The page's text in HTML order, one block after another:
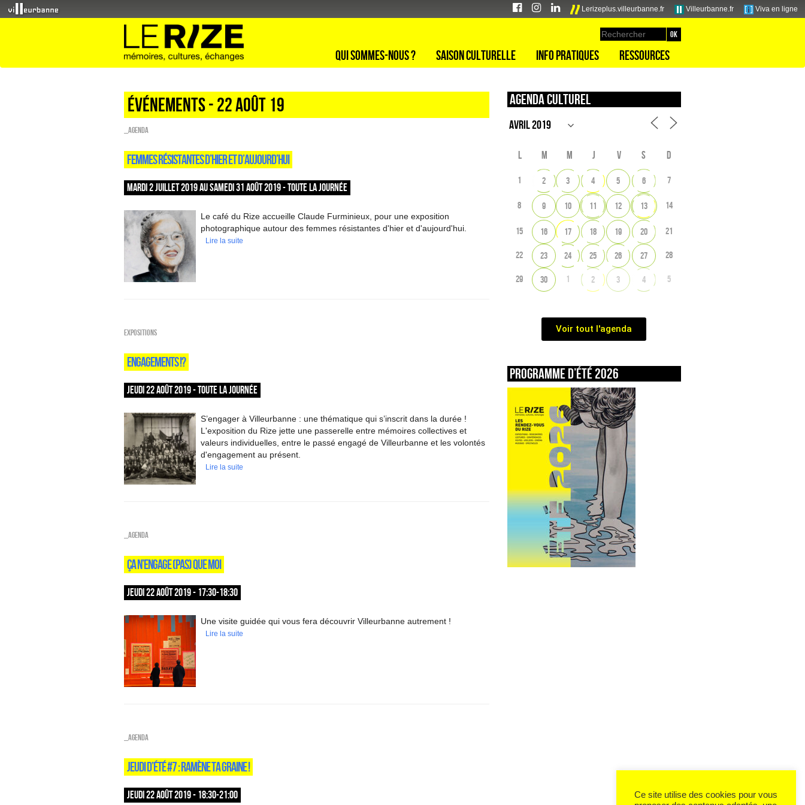
Lerizeplus.villeurbanne.fr Villeurbanne.fr Viva en ligne
Qui sommes-nous ? Saison culturelle Info pratiques Ressources
Événements - 22 Août 19
_Agenda
FEMMES RÉSISTANTES D’HIER ET D’AUJOURD’HUI
MARDI 2 JUILLET 2019 AU SAMEDI 31 AOÛT 2019 - TOUTE LA JOURNÉE
Le café du Rize accueille Claude Furminieux, pour une exposition
photographique autour des femmes résistantes d'hier et d'aujourd'hui.
Lire la suite
EXPOSITIONS
ENGAGEMENTS !?
JEUDI 22 AOÛT 2019 - TOUTE LA JOURNÉE
S’engager à Villeurbanne : une thématique qui s’inscrit dans la durée !
L'exposition du Rize jette une passerelle entre mémoires collectives et
valeurs individuelles, entre le passé engagé de Villeurbanne et les volontés
d'engagement au présent.
Lire la suite
_Agenda
ÇA N’ENGAGE (PAS) QUE MOI
JEUDI 22 AOÛT 2019 - 17:30-18:30
Une visite guidée qui vous fera découvrir Villeurbanne autrement !
Lire la suite
_Agenda
JEUDI D’ÉTÉ #7 : RAMÈNE TA GRAINE !
JEUDI 22 AOÛT 2019 - 18:30-21:00
Agenda culturel
L M M J V S D
1 2 3 4 5 6 7
8 9 10 11 12 13 14
15 16 17 18 19 20 21
22 23 24 25 26 27 28
29 30 1 2 3 4 5
Voir tout l'agenda
Programme d’été 2026
Ce site utilise des cookies pour vous